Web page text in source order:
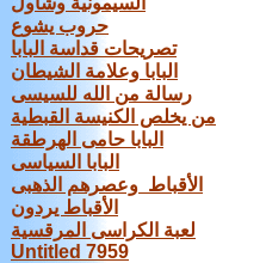
حروب يشوع
تصريحات قداسة البابا
البابا وعلامة الشيطان
رسالة من الله للسيسى
من يخلص الكنيسة القبطية
البابا حامى الهرطقة
البابا السياسى
الأقباط وعصرهم الذهبى
الأقباط يردون
لعبة الكراسى المرقسية
Untitled 7959